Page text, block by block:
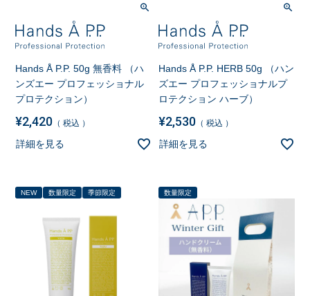
Hands Å P.P. 50g 無香料 （ハ
ンズエー プロフェッショナル
プロテクション）
¥2,420 税込
詳細を見る
Hands Å P.P. HERB 50g （ハン
ズエー プロフェッショナルプ
ロテクション ハーブ）
¥2,530 税込
詳細を見る
NEW 数量限定 季節限定 数量限定